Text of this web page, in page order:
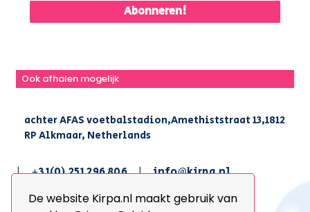
De website Kirpa.nl maakt gebruik van
Ook afhalen mogelijk
achter AFAS voetbalstadion,Amethiststraat 13,1812
RP Alkmaar, Netherlands
| +31(0) 251 296 806 | info@kirpa.nl
© 2026 Kirpa. All Rights Reserved.